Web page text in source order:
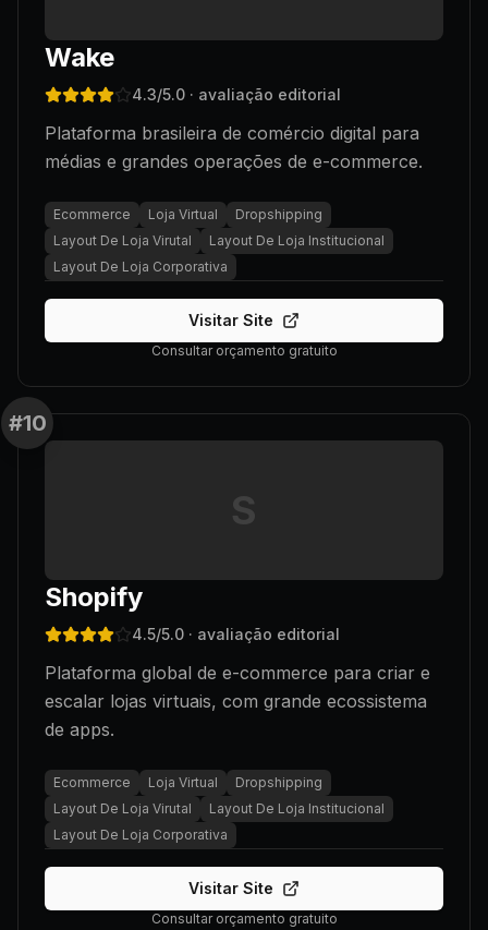
Wake
4.3/5.0 · avaliação editorial
Plataforma brasileira de comércio digital para
médias e grandes operações de e-commerce.
Ecommerce Loja Virtual
Dropshipping
Layout De Loja Virutal
Layout De Loja Institucional
Layout De Loja Corporativa
Visitar Site
Consultar orçamento gratuito
#10
S
Shopify
4.5/5.0 · avaliação editorial
Plataforma global de e-commerce para criar e
escalar lojas virtuais, com grande ecossistema
de apps.
Ecommerce Loja Virtual
Dropshipping
Layout De Loja Virutal
Layout De Loja Institucional
Layout De Loja Corporativa
Visitar Site
Consultar orçamento gratuito